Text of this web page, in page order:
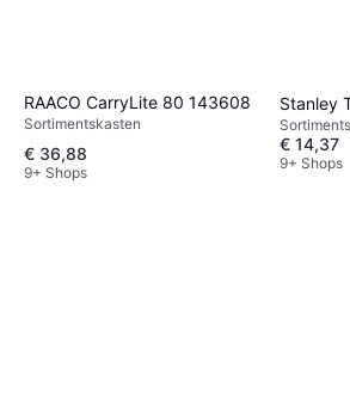
RAACO CarryLite 80 143608
Sortimentskasten
€ 36,88
9+ Shops
Stanley
€ 14,37
9+ Shops